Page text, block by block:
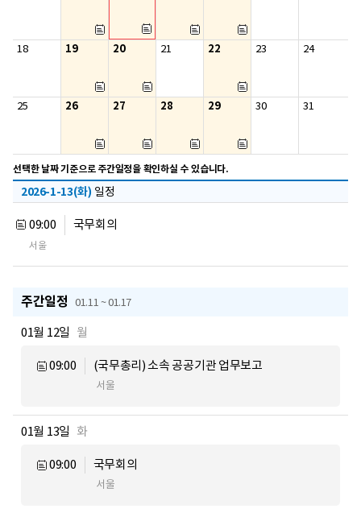
18 19 20 21 22 23 24
25 26 27 28 29 30 31
선택한 날짜 기준으로 주간일정을 확인하실 수 있습니다.
2026-1-13(화) 일정
09:00 국무회의
서울
주간일정 01.11 ~ 01.17
01월 12일 월
09:00 (국무총리) 소속 공공기관 업무보고
서울
01월 13일 화
09:00 국무회의
서울